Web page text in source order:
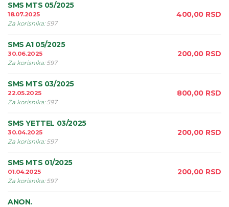
SMS MTS 05/2025
18.07.2025
Za korisnika: 597
400,00 RSD
SMS A1 05/2025
30.06.2025
Za korisnika: 597
200,00 RSD
SMS MTS 03/2025
22.05.2025
Za korisnika: 597
800,00 RSD
SMS YETTEL 03/2025
30.04.2025
Za korisnika: 597
200,00 RSD
SMS MTS 01/2025
01.04.2025
Za korisnika: 597
200,00 RSD
ANON.